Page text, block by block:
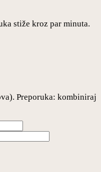
stiže kroz par minuta.
Preporuka: kombiniraj